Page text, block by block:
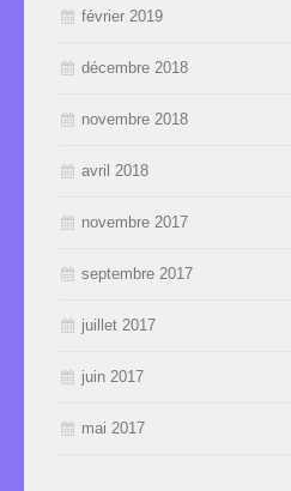
février 2019
décembre 2018
novembre 2018
avril 2018
novembre 2017
septembre 2017
juillet 2017
juin 2017
mai 2017